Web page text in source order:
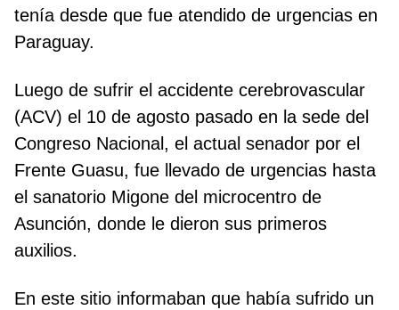
tenía desde que fue atendido de urgencias en
Paraguay.
Luego de sufrir el accidente cerebrovascular
(ACV) el 10 de agosto pasado en la sede del
Congreso Nacional, el actual senador por el
Frente Guasu, fue llevado de urgencias hasta
el sanatorio Migone del microcentro de
Asunción, donde le dieron sus primeros
auxilios.
En este sitio informaban que había sufrido un